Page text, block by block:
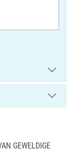
GEWELDIGE